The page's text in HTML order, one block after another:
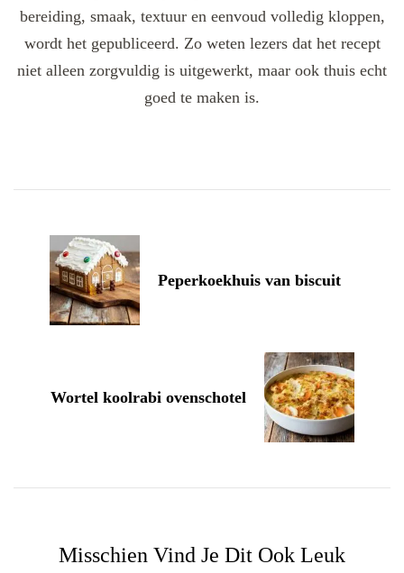
bereiding, smaak, textuur en eenvoud volledig kloppen,
wordt het gepubliceerd. Zo weten lezers dat het recept
niet alleen zorgvuldig is uitgewerkt, maar ook thuis echt
goed te maken is.
Navigation
Peperkoekhuis van biscuit
Wortel koolrabi ovenschotel
Misschien Vind Je Dit Ook Leuk